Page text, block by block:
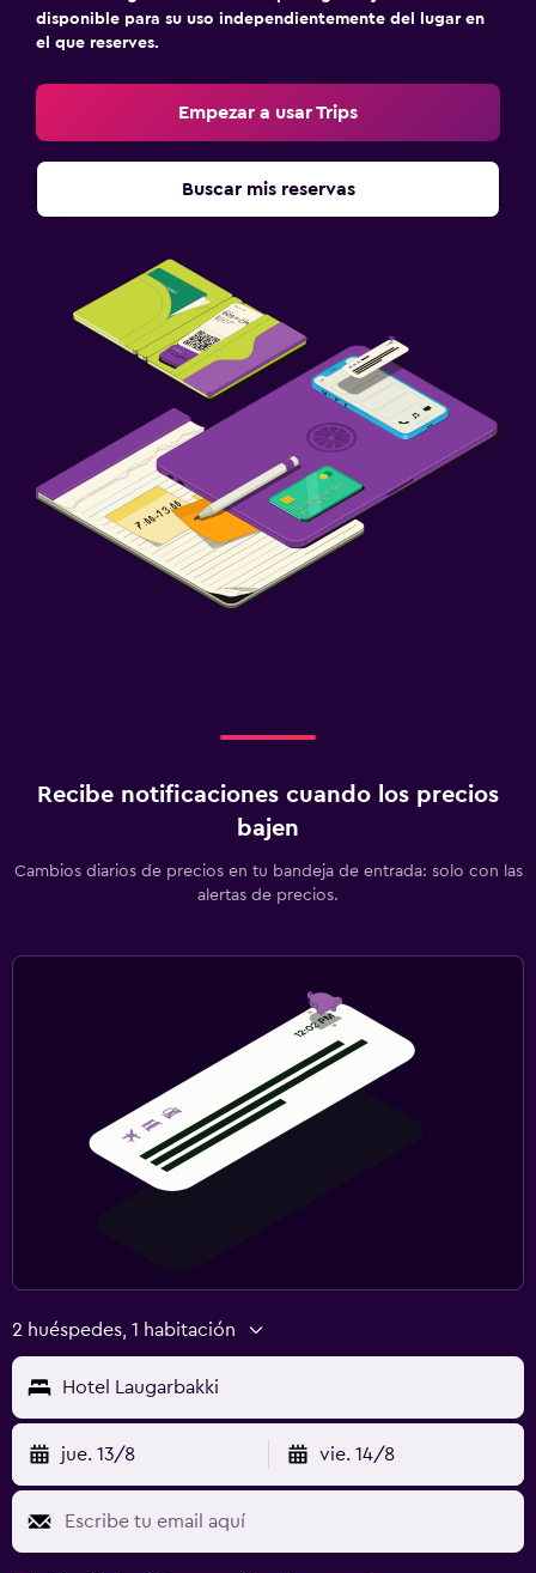
Cuna/cama nido disponibles
Equipo infantil para zona de juegos al aire libre
Zona de trabajo
Fax/fotocopiadora
Smartphone
Escritorio
Limpieza diaria
Botiquín de primeros auxilios
Seguridad las 24 horas
Estacionamiento y transporte
Área de picnic
Lavandería
disponible para su uso independientemente del lugar en
el que reserves.
Empezar a usar Trips
Buscar mis reservas
Recibe notificaciones cuando los precios
bajen
Cambios diarios de precios en tu bandeja de entrada: solo con las
alertas de precios.
2 huéspedes, 1 habitación
Hotel Laugarbakki
jue. 13/8 vie. 14/8